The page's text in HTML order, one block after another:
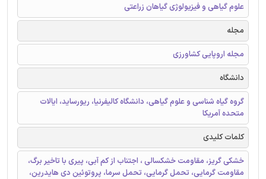
علوم گیاهی و فیزیولوژی گیاهان زراعتی
مجله
مجله اروپایی کشاورزی
دانشگاه
گروه گیاه شناسی و علوم گیاهی، دانشگاه کالیفرنیا، ریورساید، ایالات
متحده آمریکا
کلمات کلیدی
خشکی گریز، مقاومت خشکسالی ، اجتناب از کم آبی، پیری با تاخیر برگ،
مقاومت گرمایی، تحمل گرمایی، تحمل سرما، پروتوئین دی هایدرین،